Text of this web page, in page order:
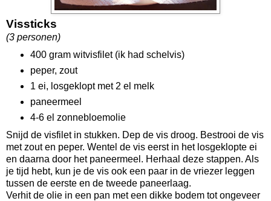
Vissticks
(3 personen)
400 gram witvisfilet (ik had schelvis)
peper, zout
1 ei, losgeklopt met 2 el melk
paneermeel
4-6 el zonnebloemolie
Snijd de visfilet in stukken. Dep de vis droog. Bestrooi de vis
met zout en peper. Wentel de vis eerst in het losgeklopte ei
en daarna door het paneermeel. Herhaal deze stappen. Als
je tijd hebt, kun je de vis ook een paar in de vriezer leggen
tussen de eerste en de tweede paneerlaag.
Verhit de olie in een pan met een dikke bodem tot ongeveer